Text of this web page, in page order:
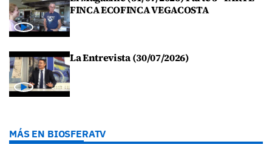
FINCA ECOFINCA VEGACOSTA
La Entrevista (30/07/2026)
MÁS EN BIOSFERATV